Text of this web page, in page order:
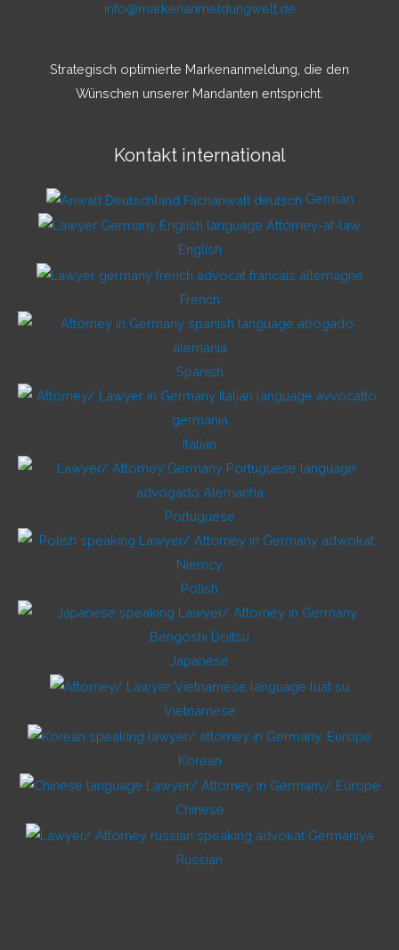
info@markenanmeldungwelt.de
Strategisch optimierte Markenanmeldung, die den
Wünschen unserer Mandanten entspricht.
Kontakt international
German
English
French
Spanish
Italian
Portuguese
Polish
Japanese
Vietnamese
Korean
Chinese
Russian